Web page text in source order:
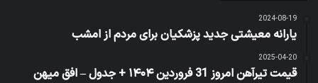
2024-08-19
یارانه معیشتی جدید پزشکیان برای مردم از امشب
2025-04-20
قیمت تیرآهن امروز 31 فروردین ۱۴۰۴ + جدول – افق میهن